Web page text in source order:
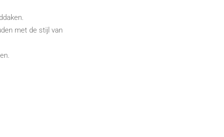
met de stijl van